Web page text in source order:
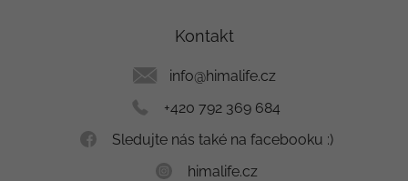
Kontakt
info@himalife.cz
+420 792 369 684
Sledujte nás také na facebooku :)
himalife.cz